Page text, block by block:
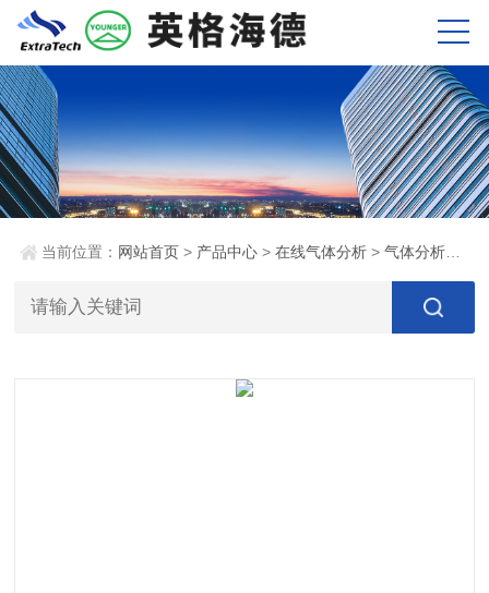
当前位置： 网站首页 > 产品中心 >在线气体分析 >气体分析质谱仪